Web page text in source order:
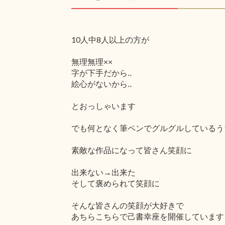
10人中8人以上の方が
無理無理××
字が下手だから‥
絵心がないから‥
とおっしゃいます
でも何となく筆ペンでグルグルしている
素敵な作品になって皆さん笑顔に
出来ない→出来た
そして褒められて笑顔に
そんな皆さんの笑顔が大好きで
あちらこちらで己書幸座を開催しています